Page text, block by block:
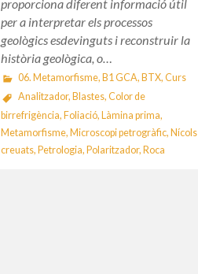
proporciona diferent informació útil
per a interpretar els processos
geològics esdevinguts i reconstruir la
història geològica, o…
06. Metamorfisme, B1 GCA, BTX, Curs
Analitzador, Blastes, Color de
birrefrigència, Foliació, Làmina prima,
Metamorfisme, Microscopi petrogràfic, Nícols
creuats, Petrologia, Polaritzador, Roca